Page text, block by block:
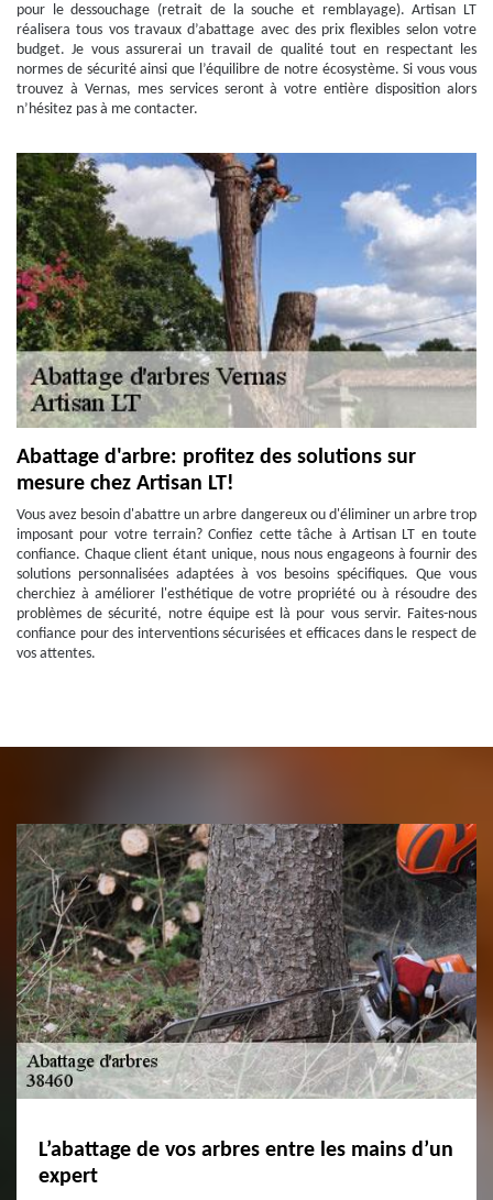
pour le dessouchage (retrait de la souche et remblayage). Artisan LT
réalisera tous vos travaux d’abattage avec des prix flexibles selon votre
budget. Je vous assurerai un travail de qualité tout en respectant les
normes de sécurité ainsi que l’équilibre de notre écosystème. Si vous vous
trouvez à Vernas, mes services seront à votre entière disposition alors
n’hésitez pas à me contacter.
Abattage d'arbre: profitez des solutions sur
mesure chez Artisan LT!
Vous avez besoin d'abattre un arbre dangereux ou d'éliminer un arbre trop
imposant pour votre terrain? Confiez cette tâche à Artisan LT en toute
confiance. Chaque client étant unique, nous nous engageons à fournir des
solutions personnalisées adaptées à vos besoins spécifiques. Que vous
cherchiez à améliorer l'esthétique de votre propriété ou à résoudre des
problèmes de sécurité, notre équipe est là pour vous servir. Faites-nous
confiance pour des interventions sécurisées et efficaces dans le respect de
vos attentes.
L’abattage de vos arbres entre les mains d’un
expert